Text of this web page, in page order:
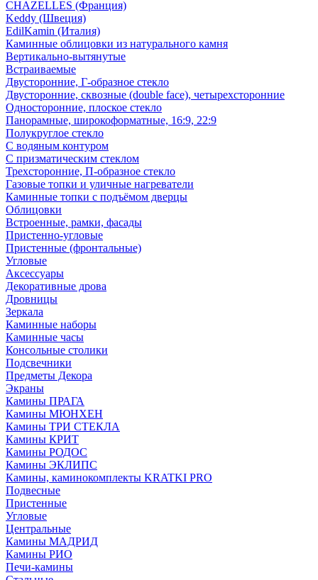
CHAZELLES (Франция)
Keddy (Швеция)
EdilKamin (Италия)
Каминные облицовки из натурального камня
Вертикально-вытянутые
Встраиваемые
Двусторонние, Г-образное стекло
Двусторонние, сквозные (double face), четырехсторонние
Односторонние, плоское стекло
Панорамные, широкоформатные, 16:9, 22:9
Полукруглое стекло
С водяным контуром
С призматическим стеклом
Трехсторонние, П-образное стекло
Газовые топки и уличные нагреватели
Каминные топки с подъёмом дверцы
Облицовки
Встроенные, рамки, фасады
Пристенно-угловые
Пристенные (фронтальные)
Угловые
Аксессуары
Декоративные дрова
Дровницы
Зеркала
Каминные наборы
Каминные часы
Консольные столики
Подсвечники
Предметы Декора
Экраны
Камины ПРАГА
Камины МЮНХЕН
Камины ТРИ СТЕКЛА
Камины КРИТ
Камины РОДОС
Камины ЭКЛИПС
Камины, каминокомплекты KRATKI PRO
Подвесные
Пристенные
Угловые
Центральные
Камины МАДРИД
Камины РИО
Печи-камины